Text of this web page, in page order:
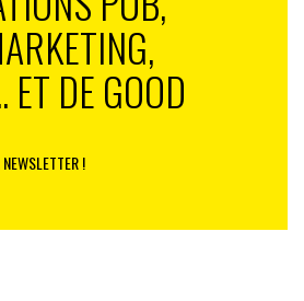
ET DE GOOD
!